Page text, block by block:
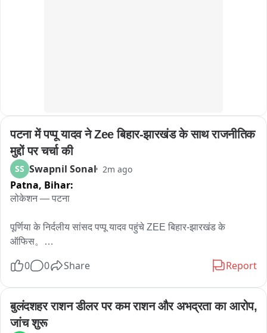
पटना में पप्पू यादव ने Zee बिहार-झारखंड के साथ राजनीतिक
मुद्दों पर चर्चा की
SS Swapnil Sonal 2m ago
Patna, Bihar:
लोकेशन — पटना
पूर्णिया के निर्दलीय सांसद पप्पू यादव पहुंचे ZEE बिहार-झारखंड के
ऑफिस。
यादव का स्वागत किया。
इस दौरान पप्पू यादव ने बिहार-झारखंड की टीम के साथ बिहार की मौजूदा
राजनीति और प्रदेश से जुड़े विभिन्न मुद्दों पर चर्चा की。
0 0 Share Report
बुलंदशहर राशन डीलर पर कम राशन और अभद्रता का आरोप,
जांच शुरू